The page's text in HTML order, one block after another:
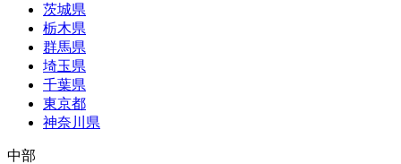
茨城県
栃木県
群馬県
埼玉県
千葉県
東京都
神奈川県
中部